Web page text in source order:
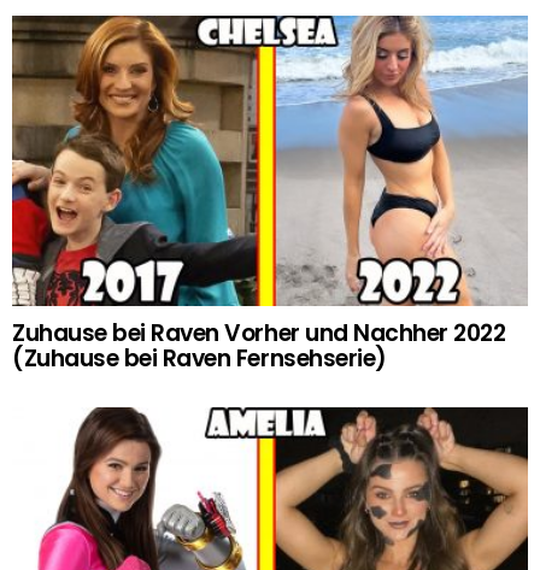
Zuhause bei Raven Vorher und Nachher 2022
(Zuhause bei Raven Fernsehserie)